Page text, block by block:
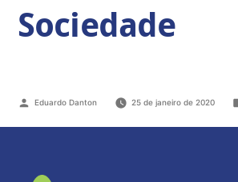
Sociedade
Eduardo Danton 25 de janeiro de 2020